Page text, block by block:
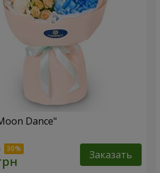
Dance"
Заказать